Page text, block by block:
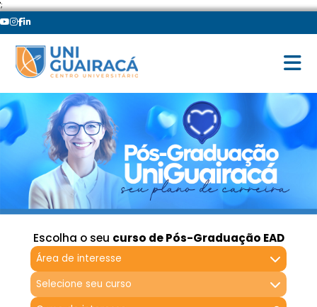
';
Escolha o seu curso de Pós-Graduação EAD
Área de interesse
Selecione seu curso